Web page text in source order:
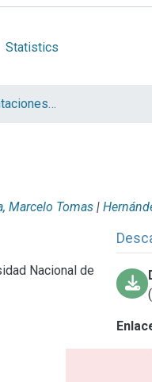
Statistics
Artículos y presentaciones en Congresos
Marcelo Tomas |
Nacional de